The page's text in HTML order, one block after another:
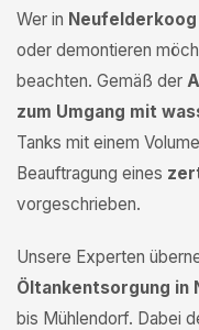
Wer in Neufelderkoog
oder demontieren
beachten. Gemäß der
zum Umgang mit
Tanks mit einem
Beauftragung eines
vorgeschrieben.
Unsere Experten
Öltankentsorgung in
bis Mühlendorf. Dabei